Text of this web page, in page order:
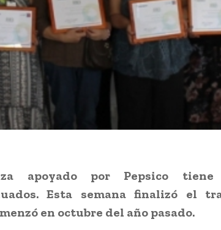
apoyado por Pepsico tiene
Esta semana finalizó el
en octubre del año pasado.